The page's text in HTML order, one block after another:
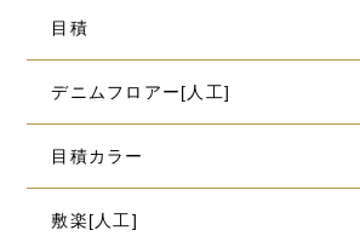
目積
デニムフロアー[人工]
目積カラー
敷楽[人工]